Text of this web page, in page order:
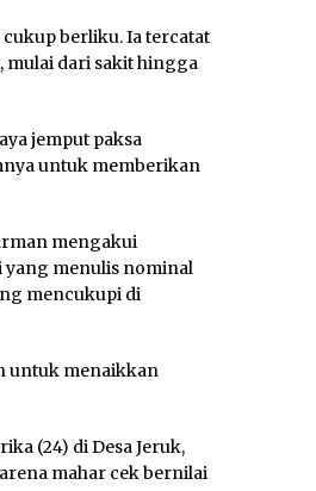
berliku. Ia tercatat
mulai dari sakit hingga
jemput paksa
untuk memberikan
mengakui
yang menulis nominal
mencukupi di
untuk menaikkan
(24) di Desa Jeruk,
mahar cek bernilai